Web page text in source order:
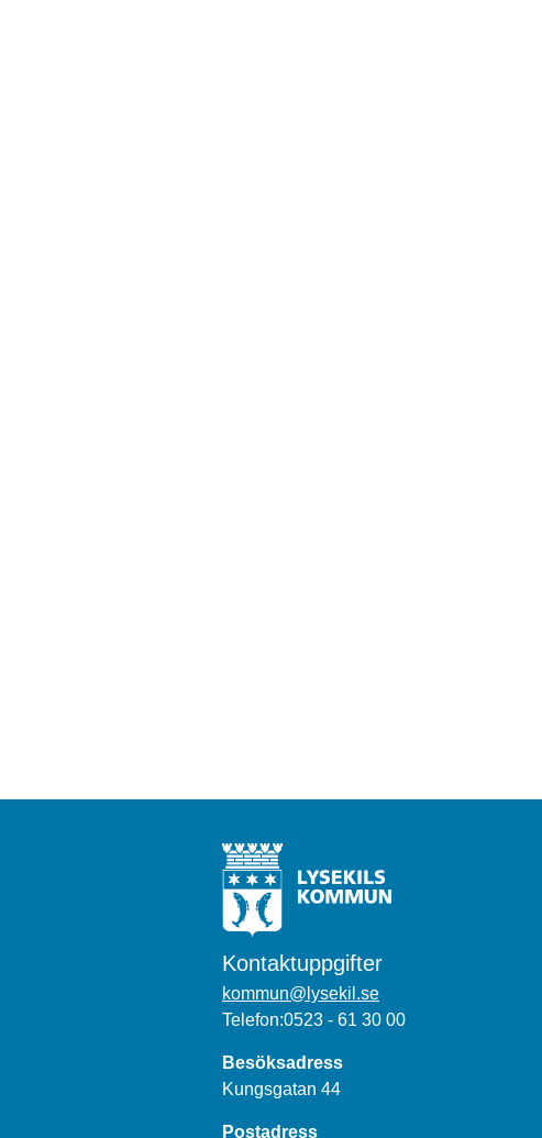
Kontaktuppgifter
kommun@lysekil.se
Telefon:0523 - 61 30 00
Besöksadress
Kungsgatan 44
Postadress